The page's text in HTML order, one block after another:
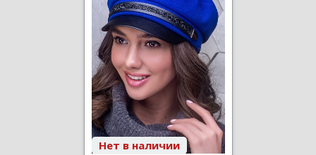
Нет в наличии